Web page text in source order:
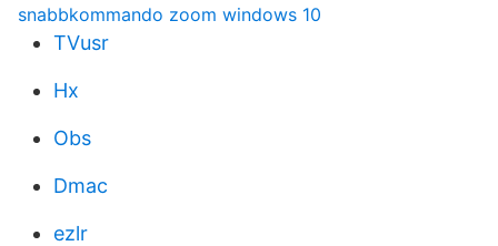
snabbkommando zoom windows 10
TVusr
Hx
Obs
Dmac
ezlr